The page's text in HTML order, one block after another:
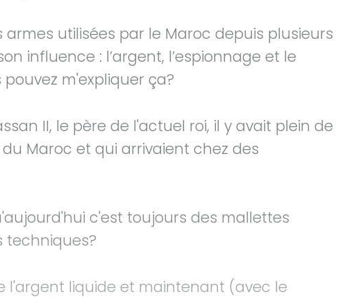
armes utilisées par le Maroc depuis plusieurs
influence : l’argent, l’espionnage et le
m'expliquer ça?
II, le père de l'actuel roi, il y avait plein de
Maroc et qui arrivaient chez des
c'est toujours des mallettes
techniques?
l'argent liquide et maintenant (avec le